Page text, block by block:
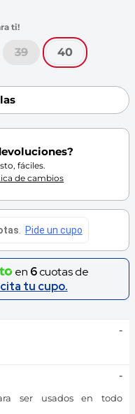
39 40
fáciles.
de cambios
en 6cuotas de
tu cupo.
-
-
ser usados en todo